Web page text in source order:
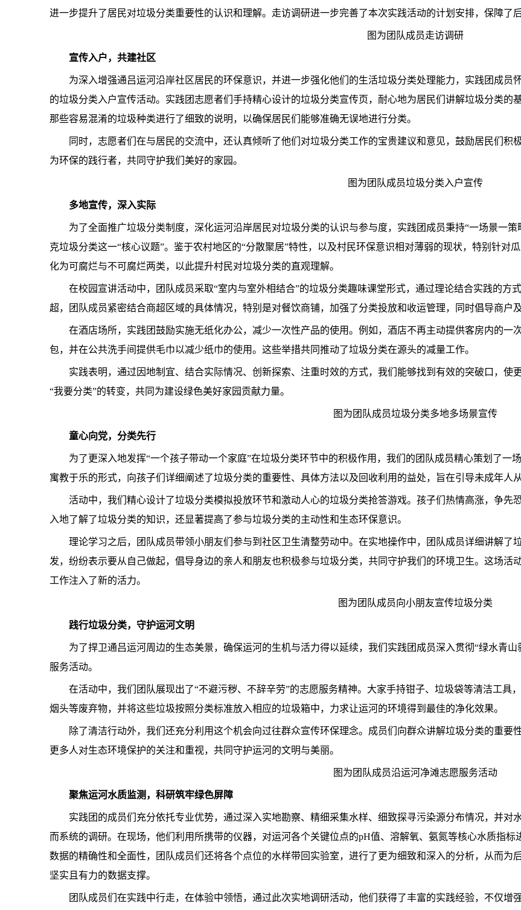
进一步提升了居民对垃圾分类重要性的认识和理解。走访调研进一步完善了本次实践活动的计划安排，保障了
图为团队成员走访调研
宣传入户，共建社区
为深入增强通吕运河沿岸社区居民的环保意识，并进一步强化他们的生活垃圾分类处理能力，实践团成员
的垃圾分类入户宣传活动。实践团志愿者们手持精心设计的垃圾分类宣传页，耐心地为居民们讲解垃圾分类的
那些容易混淆的垃圾种类进行了细致的说明，以确保居民们能够准确无误地进行分类。
同时，志愿者们在与居民的交流中，还认真倾听了他们对垃圾分类工作的宝贵建议和意见，鼓励居民们
为环保的践行者，共同守护我们美好的家园。
图为团队成员垃圾分类入户宣传
多地宣传，深入实际
为了全面推广垃圾分类制度，深化运河沿岸居民对垃圾分类的认识与参与度，实践团成员秉持“一场景一
克垃圾分类这一“核心议题”。鉴于农村地区的“分散聚居”特性，以及村民环保意识相对薄弱的现状，特别针对
化为可腐烂与不可腐烂两类，以此提升村民对垃圾分类的直观理解。
在校园宣讲活动中，团队成员采取“室内与室外相结合”的垃圾分类趣味课堂形式，通过理论结合实践的方
超，团队成员紧密结合商超区域的具体情况，特别是对餐饮商铺，加强了分类投放和收运管理，同时倡导商户
在酒店场所，实践团鼓励实施无纸化办公，减少一次性产品的使用。例如，酒店不再主动提供客房内的一
包，并在公共洗手间提供毛巾以减少纸巾的使用。这些举措共同推动了垃圾分类在源头的减量工作。
实践表明，通过因地制宜、结合实际情况、创新探索、注重时效的方式，我们能够找到有效的突破口，使
“我要分类”的转变，共同为建设绿色美好家园贡献力量。
图为团队成员垃圾分类多地多场景宣传
童心向党， 分类先行
为了更深入地发挥“一个孩子带动一个家庭”在垃圾分类环节中的积极作用，我们的团队成员精心策划了一
寓教于乐的形式，向孩子们详细阐述了垃圾分类的重要性、具体方法以及回收利用的益处，旨在引导未成年人
活动中，我们精心设计了垃圾分类模拟投放环节和激动人心的垃圾分类抢答游戏。孩子们热情高涨，争先
入地了解了垃圾分类的知识，还显著提高了参与垃圾分类的主动性和生态环保意识。
理论学习之后，团队成员带领小朋友们参与到社区卫生清整劳动中。在实地操作中，团队成员详细讲解了
发，纷纷表示要从自己做起，倡导身边的亲人和朋友也积极参与垃圾分类，共同守护我们的环境卫生。这场活
工作注入了新的活力。
图为团队成员向小朋友宣传垃圾分类
践行垃圾分类， 守护运河文明
为了捍卫通吕运河周边的生态美景，确保运河的生机与活力得以延续，我们实践团成员深入贯彻“绿水青
服务活动。
在活动中，我们团队展现出了“不避污秽、不辞辛劳”的志愿服务精神。大家手持钳子、垃圾袋等清洁工具
烟头等废弃物，并将这些垃圾按照分类标准放入相应的垃圾箱中，力求让运河的环境得到最佳的净化效果。
除了清洁行动外，我们还充分利用这个机会向过往群众宣传环保理念。成员们向群众讲解垃圾分类的重要
更多人对生态环境保护的关注和重视，共同守护运河的文明与美丽。
图为团队成员沿运河净滩志愿服务活动
聚焦运河水质监测 ，科研筑牢绿色屏障
实践团的成员们充分依托专业优势，通过深入实地勘察、精细采集水样、细致探寻污染源分布情况，并对
而系统的调研。在现场，他们利用所携带的仪器，对运河各个关键位点的pH值、溶解氧、氨氮等核心水质指
数据的精确性和全面性，团队成员们还将各个点位的水样带回实验室，进行了更为细致和深入的分析，从而为
坚实且有力的数据支撑。
团队成员们在实践中行走，在体验中领悟，通过此次实地调研活动，他们获得了丰富的实践经验，不仅